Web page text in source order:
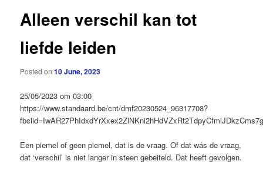
Alleen verschil kan tot
liefde leiden
Posted on10 June, 2023
25/05/2023 om 03:00
https://www.standaard.be/cnt/dmf20230524_96317708?
Een piemel of geen piemel, dat is de vraag. Of dat wás de vraag,
dat ‘verschil’ is niet langer in steen gebeiteld. Dat heeft gevolgen.